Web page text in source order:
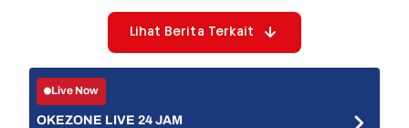
Lihat Berita Terkait
Live Now
OKEZONE LIVE 24 JAM